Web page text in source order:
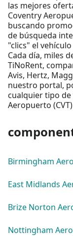
las mejores
Coventry
buscando
de búsqueda
"clics" el
Cada día, miles
TiNoRent,
Avis, Hertz,
nuestro portal,
cualquier tipo de
Aeropuerto
Birmingham
East Midlands
Brize Norton
Nottingham